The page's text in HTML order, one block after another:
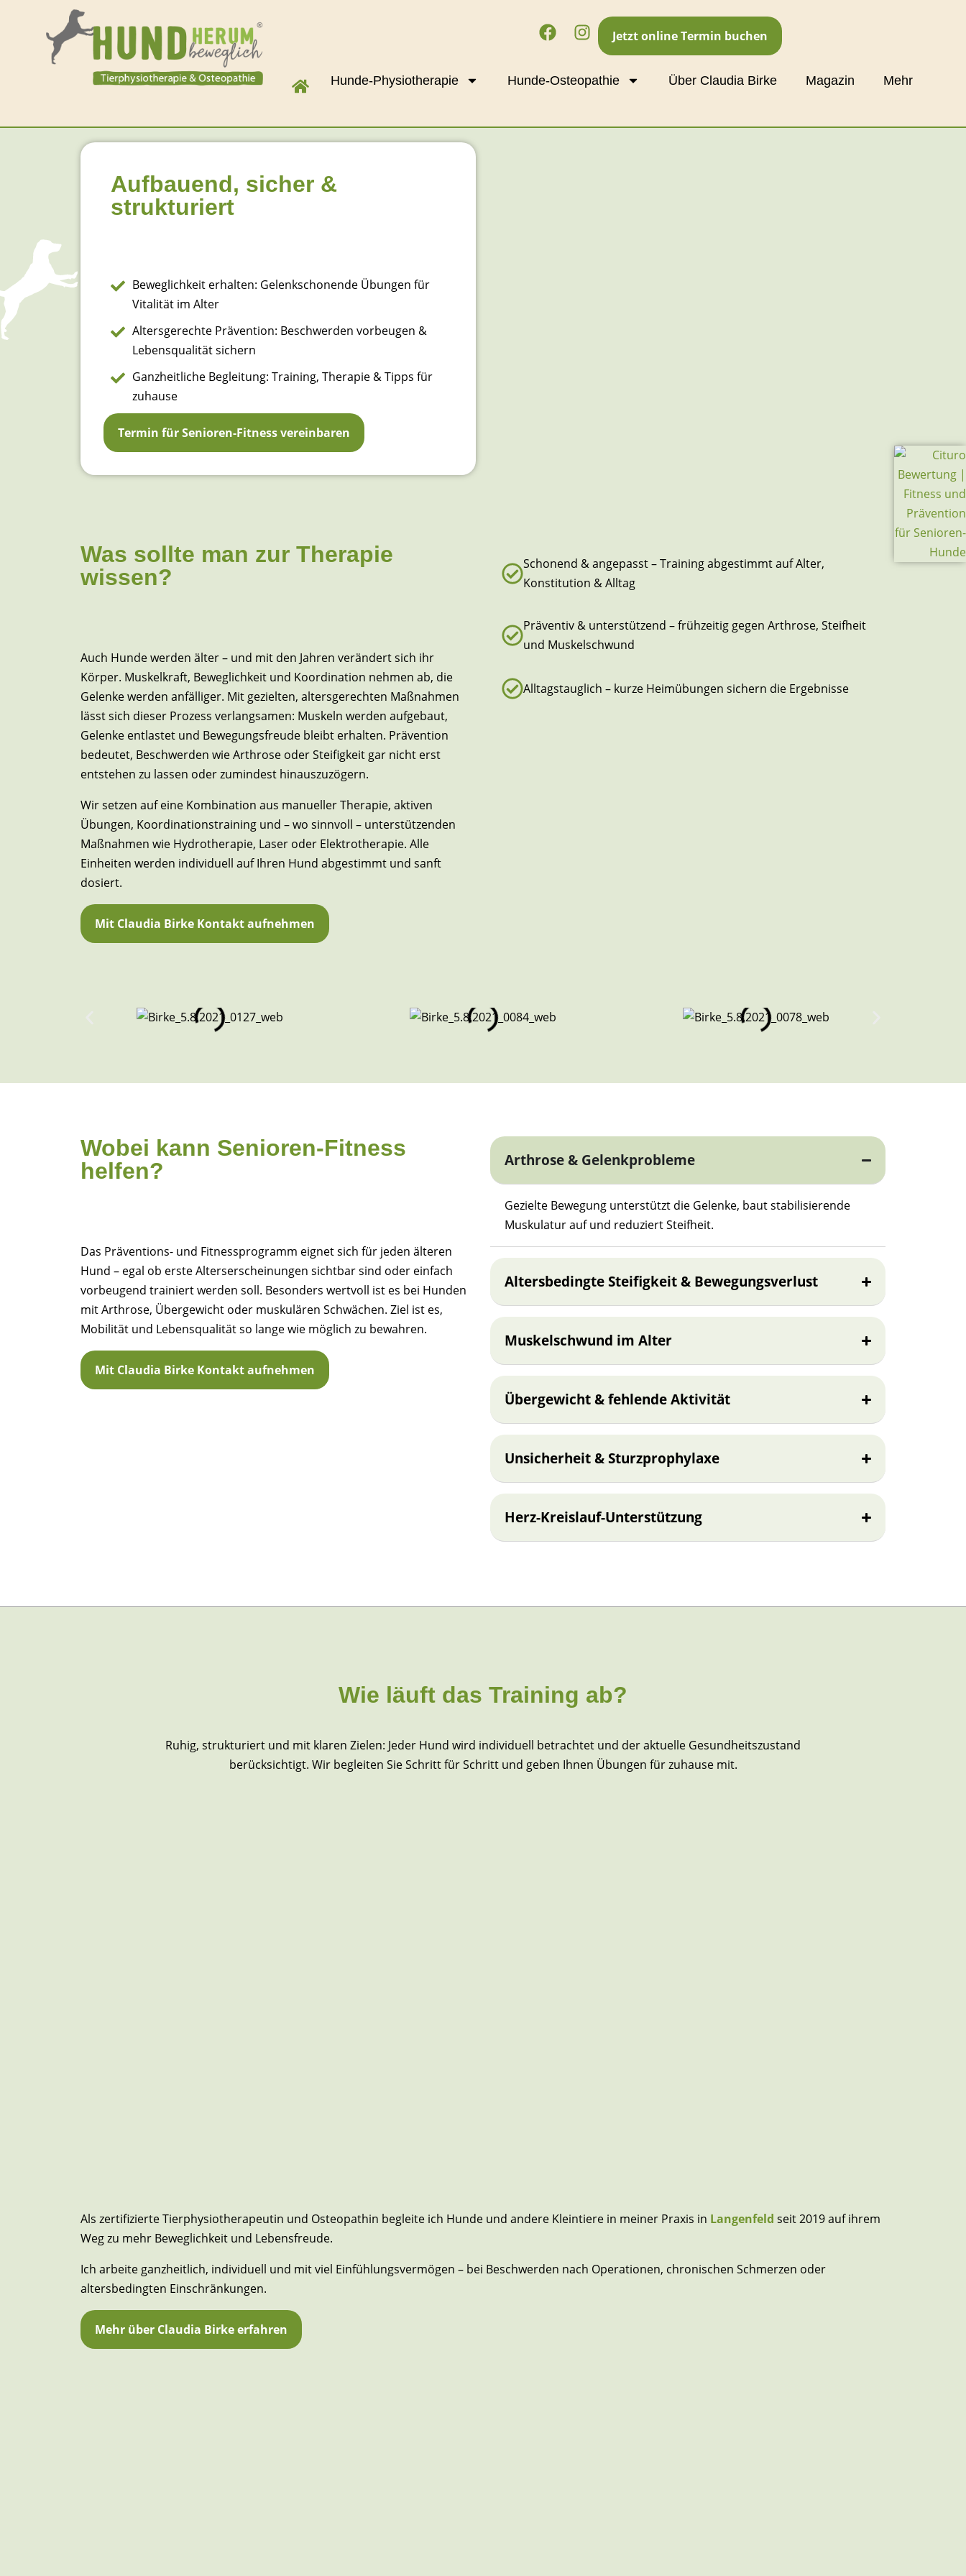
Jetzt online Termin buchen
Hunde-Physiotherapie Hunde-Osteopathie Über Claudia Birke Magazin Mehr
Aufbauend, sicher &
strukturiert
Beweglichkeit erhalten: Gelenkschonende Übungen für
Vitalität im Alter
Altersgerechte Prävention: Beschwerden vorbeugen &
Lebensqualität sichern
Ganzheitliche Begleitung: Training, Therapie & Tipps für
zuhause
Termin für Senioren-Fitness vereinbaren
Was sollte man zur Therapie
wissen?
Auch Hunde werden älter – und mit den Jahren verändert sich ihr
Körper. Muskelkraft, Beweglichkeit und Koordination nehmen ab, die
Gelenke werden anfälliger. Mit gezielten, altersgerechten Maßnahmen
lässt sich dieser Prozess verlangsamen: Muskeln werden aufgebaut,
Gelenke entlastet und Bewegungsfreude bleibt erhalten. Prävention
bedeutet, Beschwerden wie Arthrose oder Steifigkeit gar nicht erst
entstehen zu lassen oder zumindest hinauszuzögern.
Wir setzen auf eine Kombination aus manueller Therapie, aktiven
Übungen, Koordinationstraining und – wo sinnvoll – unterstützenden
Maßnahmen wie Hydrotherapie, Laser oder Elektrotherapie. Alle
Einheiten werden individuell auf Ihren Hund abgestimmt und sanft
dosiert.
Mit Claudia Birke Kontakt aufnehmen
Schonend & angepasst – Training abgestimmt auf Alter,
Konstitution & Alltag
Präventiv & unterstützend – frühzeitig gegen Arthrose, Steifheit
und Muskelschwund
Alltagstauglich – kurze Heimübungen sichern die Ergebnisse
Wobei kann Senioren-Fitness
helfen?
Das Präventions- und Fitnessprogramm eignet sich für jeden älteren
Hund – egal ob erste Alterserscheinungen sichtbar sind oder einfach
vorbeugend trainiert werden soll. Besonders wertvoll ist es bei Hunden
mit Arthrose, Übergewicht oder muskulären Schwächen. Ziel ist es,
Mobilität und Lebensqualität so lange wie möglich zu bewahren.
Mit Claudia Birke Kontakt aufnehmen
Arthrose & Gelenkprobleme
Gezielte Bewegung unterstützt die Gelenke, baut stabilisierende
Muskulatur auf und reduziert Steifheit.
Altersbedingte Steifigkeit & Bewegungsverlust
Muskelschwund im Alter
Übergewicht & fehlende Aktivität
Unsicherheit & Sturzprophylaxe
Herz-Kreislauf-Unterstützung
Wie läuft das Training ab?
Ruhig, strukturiert und mit klaren Zielen: Jeder Hund wird individuell betrachtet und der aktuelle Gesundheitszustand
berücksichtigt. Wir begleiten Sie Schritt für Schritt und geben Ihnen Übungen für zuhause mit.
Als zertifizierte Tierphysiotherapeutin und Osteopathin begleite ich Hunde und andere Kleintiere in meiner Praxis in Langenfeld seit 2019 auf ihrem
Weg zu mehr Beweglichkeit und Lebensfreude.
Ich arbeite ganzheitlich, individuell und mit viel Einfühlungsvermögen – bei Beschwerden nach Operationen, chronischen Schmerzen oder
altersbedingten Einschränkungen.
Mehr über Claudia Birke erfahren